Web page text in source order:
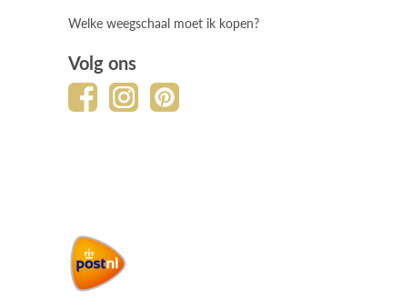
Welke weegschaal moet ik kopen?
Volg ons